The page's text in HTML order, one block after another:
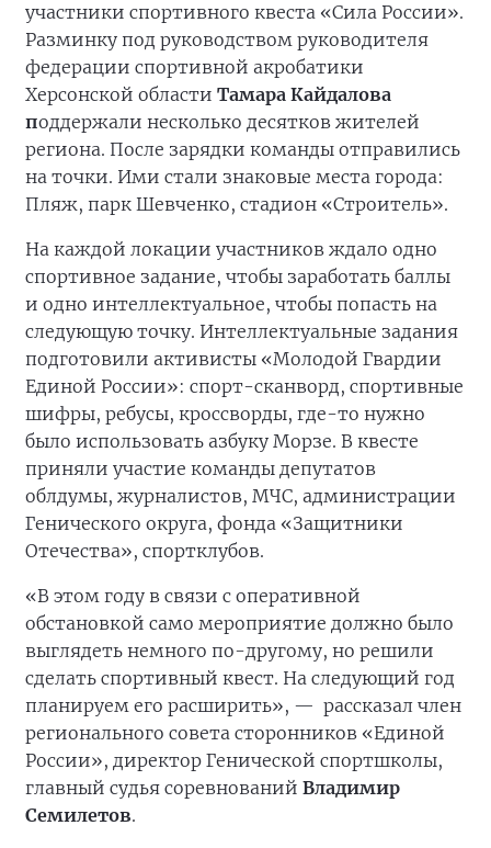
участники спортивного квеста «Сила России».
Разминку под руководством руководителя
федерации спортивной акробатики
Херсонской области Тамара Кайдалова
поддержали несколько десятков жителей
региона. После зарядки команды отправились
на точки. Ими стали знаковые места города:
Пляж, парк Шевченко, стадион «Строитель».
На каждой локации участников ждало одно
спортивное задание, чтобы заработать баллы
и одно интеллектуальное, чтобы попасть на
следующую точку. Интеллектуальные задания
подготовили активисты «Молодой Гвардии
Единой России»: спорт-сканворд, спортивные
шифры, ребусы, кроссворды, где-то нужно
было использовать азбуку Морзе. В квесте
приняли участие команды депутатов
облдумы, журналистов, МЧС, администрации
Генического округа, фонда «Защитники
Отечества», спортклубов.
«В этом году в связи с оперативной
обстановкой само мероприятие должно было
выглядеть немного по-другому, но решили
сделать спортивный квест. На следующий год
планируем его расширить», — рассказал член
регионального совета сторонников «Единой
России», директор Генической спортшколы,
главный судья соревнований Владимир
Семилетов.